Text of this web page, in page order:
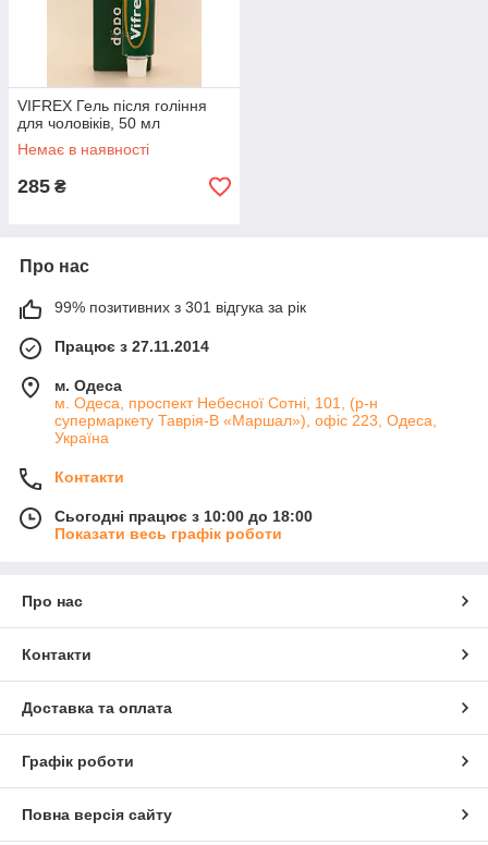
VIFREX Гель після гоління
для чоловіків, 50 мл
Немає в наявності
285 ₴
Про нас
99% позитивних з 301 відгука за рік
Працює з 27.11.2014
м. Одеса
м. Одеса, проспект Небесної Сотні, 101, (р-н
супермаркету Таврія-В «Маршал»), офіс 223, Одеса,
Україна
Контакти
Сьогодні працює з 10:00 до 18:00
Показати весь графік роботи
Про нас
Контакти
Доставка та оплата
Графік роботи
Повна версія сайту